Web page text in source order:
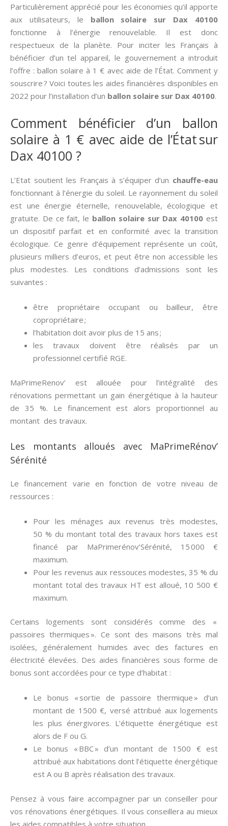
Particulièrement apprécié pour les économies qu’il apporte
aux utilisateurs, le ballon solaire sur Dax 40100
fonctionne à l’énergie renouvelable. Il est donc
respectueux de la planète. Pour inciter les Français à
bénéficier d’un tel appareil, le gouvernement a introduit
l’offre : ballon solaire à 1 € avec aide de l’État. Comment y
souscrire ? Voici toutes les aides financières disponibles en
2022 pour l’installation d’un ballon solaire sur Dax 40100.
Comment bénéficier d’un ballon
solaire à 1 € avec aide de l’État sur
Dax 40100 ?
L’Etat soutient les Français à s’équiper d’un chauffe-eau
fonctionnant à l’énergie du soleil. Le rayonnement du soleil
est une énergie éternelle, renouvelable, écologique et
gratuite. De ce fait, le ballon solaire sur Dax 40100 est
un dispositif parfait et en conformité avec la transition
écologique. Ce genre d’équipement représente un coût,
plusieurs milliers d’euros, et peut être non accessible les
plus modestes. Les conditions d’admissions sont les
suivantes :
être propriétaire occupant ou bailleur, être
copropriétaire ;
l’habitation doit avoir plus de 15 ans ;
les travaux doivent être réalisés par un
professionnel certifié RGE.
MaPrimeRenov’ est allouée pour l’intégralité des
rénovations permettant un gain énergétique à la hauteur
de 35 %. Le financement est alors proportionnel au
montant des travaux.
Les montants alloués avec MaPrimeRénov’
Sérénité
Le financement varie en fonction de votre niveau de
ressources :
Pour les ménages aux revenus très modestes,
50 % du montant total des travaux hors taxes est
financé par MaPrimerénov’Sérénité, 15 000 €
maximum.
Pour les revenus aux ressouces modestes, 35 % du
montant total des travaux HT est alloué, 10 500 €
maximum.
Certains logements sont considérés comme des «
passoires thermiques ». Ce sont des maisons très mal
isolées, généralement humides avec des factures en
électricité élevées. Des aides financières sous forme de
bonus sont accordées pour ce type d’habitat :
Le bonus « sortie de passoire thermique » d’un
montant de 1500 €, versé attribué aux logements
les plus énergivores. L’étiquette énergétique est
alors de F ou G.
Le bonus « BBC » d’un montant de 1500 € est
attribué aux habitations dont l’étiquette énergétique
est A ou B après réalisation des travaux.
Pensez à vous faire accompagner par un conseiller pour
vos rénovations énergétiques. Il vous conseillera au mieux
les aides compatibles à votre situation.